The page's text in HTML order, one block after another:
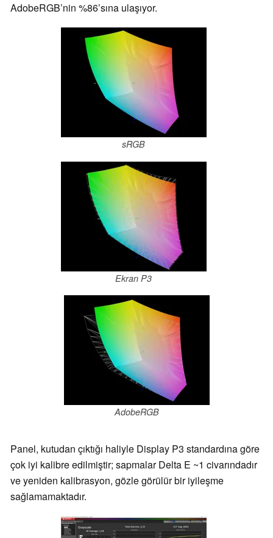
AdobeRGB’nin %86’sına ulaşıyor.
sRGB
Ekran P3
AdobeRGB
Panel, kutudan çıktığı haliyle Display P3 standardına göre
çok iyi kalibre edilmiştir; sapmalar Delta E ~1 civarındadır
ve yeniden kalibrasyon, gözle görülür bir iyileşme
sağlamamaktadır.